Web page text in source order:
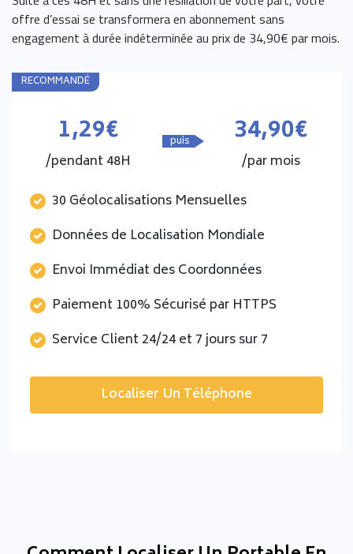
RECOMMANDÉ
1,29€
/pendant 48H
puis 34,90€
/par mois
30 Géolocalisations Mensuelles
Données de Localisation Mondiale
Envoi Immédiat des Coordonnées
Paiement 100% Sécurisé par HTTPS
Service Client 24/24 et 7 jours sur 7
Localiser Un Téléphone
offre d’essai se transformera en abonnement sans
engagement à durée indéterminée au prix de 34,90€ par mois.